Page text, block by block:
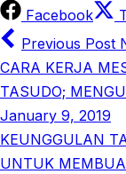
Facebook
Previous Post
CARA KERJA
TASUDO;
January 9, 2019
KEUNGGULAN
UNTUK